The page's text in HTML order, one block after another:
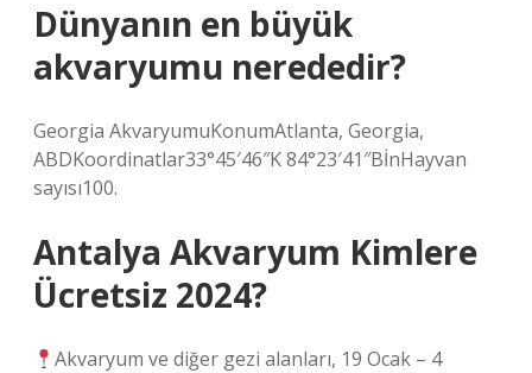
Dünyanın en büyük
akvaryumu nerededir?
Georgia AkvaryumuKonumAtlanta, Georgia,
ABDKoordinatlar33°45′46″K 84°23′41″BİnHayvan
sayısı100.
Antalya Akvaryum Kimlere
Ücretsiz 2024?
Akvaryum ve diğer gezi alanları, 19 Ocak – 4